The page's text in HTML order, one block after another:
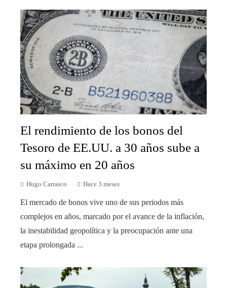
El rendimiento de los bonos del
Tesoro de EE.UU. a 30 años sube a
su máximo en 20 años
Hugo Carrasco Hace 3 meses
El mercado de bonos vive uno de sus periodos más
complejos en años, marcado por el avance de la inflación,
la inestabilidad geopolítica y la preocupación ante una
etapa prolongada ...